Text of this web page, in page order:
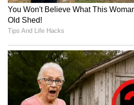
ಆಯ್ಕೆ ಮಾಡಿಕೊಂಡ್ರೆ ನಾಲ್ಕರಲ್ಲಿರುವ
ಕ್ಯಾಮೆರಾ ಆಟೋಮೆಟಿಕ್ ಆಗಿ ಆನ್
ಆಗುತ್ತದೆ. ಇನ್ನು ಕೆಲವು
ಕ್ವಾಲಿಟಿ ಫೋಟೋ ನೀಡಲು ಹೆಚ್ಚು
ಆದ್ರೆ ಎಲ್ಲಾ ಕ್ಯಾಮೆರಾಗಳನ್ನು
ಬಳಸಲಾಗುವುದಿಲ್ಲ.